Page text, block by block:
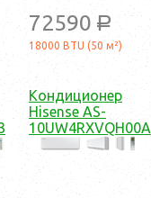
72590 a
18000 BTU (50 м²)
Кондиционер
Hisense AS-
10UW4RXVQH00A